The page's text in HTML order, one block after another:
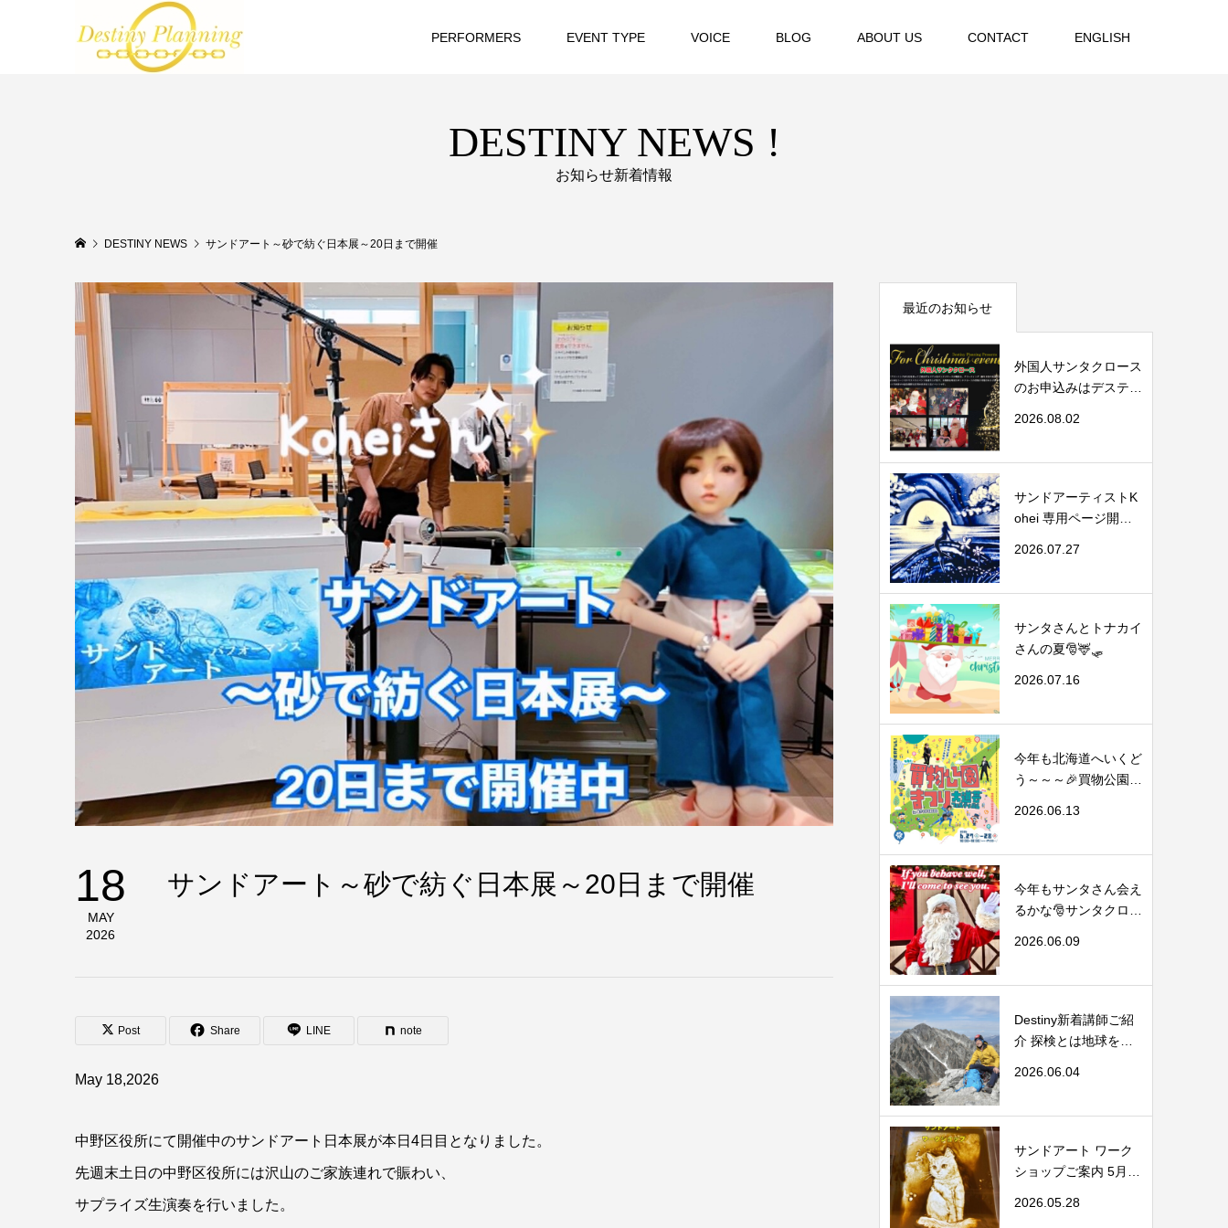
PERFORMERS EVENT TYPE VOICE BLOG ABOUT US CONTACT ENGLISH
DESTINY NEWS !
お知らせ新着情報
DESTINY NEWS サンドアート～砂で紡ぐ日本展～20日まで開催
18
MAY
2026
サンドアート～砂で紡ぐ日本展～20日まで開催
Post Share LINE note
May 18,2026
中野区役所にて開催中のサンドアート日本展が本日4日目となりました。
先週末土日の中野区役所には沢山のご家族連れで賑わい、
サプライズ生演奏を行いました。
最近のお知らせ
外国人サンタクロース
のお申込みはデスティ
2026.08.02
サンドアーティストK
ohei 専用ページ開設
2026.07.27
サンタさんとトナカイ
さんの夏🎅🦌🛷
2026.07.16
今年も北海道へいくど
う～～～🎉買物公園ま
2026.06.13
今年もサンタさん会え
るかな🎅サンタクロー
2026.06.09
Destiny新着講師ご紹
介 探検とは地球を舞
2026.06.04
サンドアート ワーク
ショップご案内 5月31
2026.05.28